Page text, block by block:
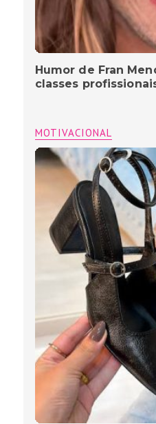
Humor de Fran
classes
MOTIVACIONAL